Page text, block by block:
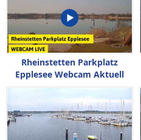
Rheinstetten Parkplatz
Epplesee Webcam Aktuell
Live